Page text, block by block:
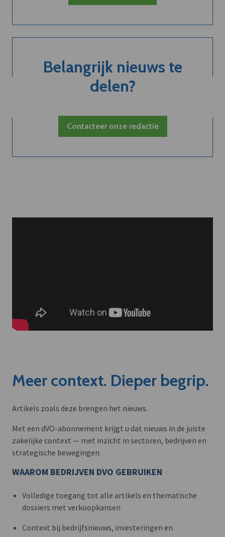
Belangrijk nieuws te
delen?
Contacteer onze redactie
Meer context. Dieper begrip.
Artikels zoals deze brengen het nieuws.
Met een dVO-abonnement krijgt u dat nieuws in de juiste
zakelijke context — met inzicht in sectoren, bedrijven en
strategische bewegingen.
WAAROM BEDRIJVEN DVO GEBRUIKEN
Volledige toegang tot alle artikels en thematische
dossiers met verkoopkansen
Context bij bedrijfsnieuws, investeringen en